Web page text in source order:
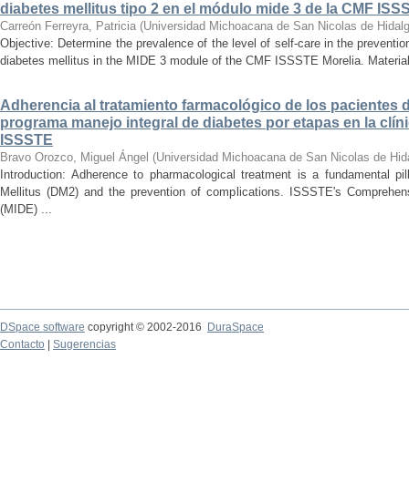
diabetes mellitus tipo 2 en el módulo mide 3 de la CMF
Carreón Ferreyra, Patricia (Universidad Michoacana de San Nicolas de
Objective: Determine the prevalence of the level of self-care in the
diabetes mellitus in the MIDE 3 module of the CMF ISSSTE Morelia.
Adherencia al tratamiento farmacológico de los pacientes
programa manejo integral de diabetes por etapas en la
ISSSTE
Bravo Orozco, Miguel Ángel (Universidad Michoacana de San Nicolas de
Introduction: Adherence to pharmacological treatment is a fundamental
Mellitus (DM2) and the prevention of complications. ISSSTE's
(MIDE) ...
DSpace software copyright © 2002-2016
DuraSpace
Contacto
Sugerencias